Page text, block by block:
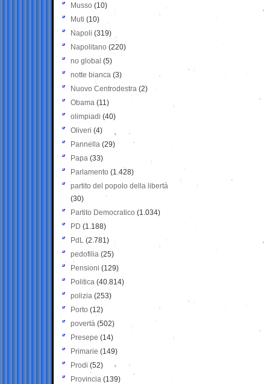
Musso (10)
Muti (10)
Napoli (319)
Napolitano (220)
no global (5)
notte bianca (3)
Nuovo Centrodestra (2)
Obama (11)
olimpiadi (40)
Oliveri (4)
Pannella (29)
Papa (33)
Parlamento (1.428)
partito del popolo della libertà
(30)
Partito Democratico (1.034)
PD (1.188)
PdL (2.781)
pedofilia (25)
Pensioni (129)
Politica (40.814)
polizia (253)
Porto (12)
povertà (502)
Presepe (14)
Primarie (149)
Prodi (52)
Provincia (139)